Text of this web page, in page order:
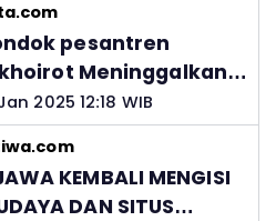
pesantren
Meninggalkan
Material, Mantan
Harus Bertanggung
2025 12:18 WIB
KEMBALI MENGISI
DAN SITUS